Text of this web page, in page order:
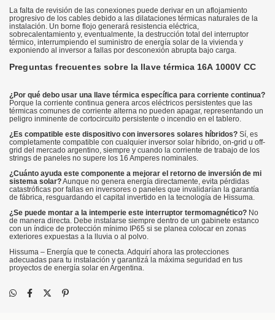
La falta de revisión de las conexiones puede derivar en un aflojamiento
progresivo de los cables debido a las dilataciones térmicas naturales de la
instalación. Un borne flojo generará resistencia eléctrica,
sobrecalentamiento y, eventualmente, la destrucción total del interruptor
térmico, interrumpiendo el suministro de energía solar de la vivienda y
exponiendo al inversor a fallas por desconexión abrupta bajo carga.
Preguntas frecuentes sobre la llave térmica 16A 1000V CC
¿Por qué debo usar una llave térmica específica para corriente continua?
Porque la corriente continua genera arcos eléctricos persistentes que las
térmicas comunes de corriente alterna no pueden apagar, representando un
peligro inminente de cortocircuito persistente o incendio en el tablero.
¿Es compatible este dispositivo con inversores solares híbridos? Sí, es
completamente compatible con cualquier inversor solar híbrido, on-grid u off-
grid del mercado argentino, siempre y cuando la corriente de trabajo de los
strings de paneles no supere los 16 Amperes nominales.
¿Cuánto ayuda este componente a mejorar el retorno de inversión de mi
sistema solar?Aunque no genera energía directamente, evita pérdidas
catastróficas por fallas en inversores o paneles que invalidarían la garantía
de fábrica, resguardando el capital invertido en la tecnología de Hissuma.
¿Se puede montar a la intemperie este interruptor termomagnético? No
de manera directa. Debe instalarse siempre dentro de un gabinete estanco
con un índice de protección mínimo IP65 si se planea colocar en zonas
exteriores expuestas a la lluvia o al polvo.
Hissuma – Energía que te conecta. Adquirí ahora las protecciones
adecuadas para tu instalación y garantizá la máxima seguridad en tus
proyectos de energía solar en Argentina.